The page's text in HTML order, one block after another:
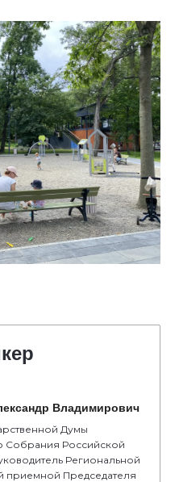
Владимирович
Думы
Собрания Российской
Региональной
приемной Председателя